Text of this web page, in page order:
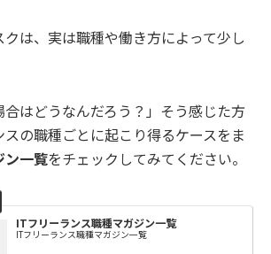
は、実は職種や働き方によって少し
合はどうなんだろう？」そう感じた方
の職種ごとに起こり得るケースをま
ン一覧をチェックしてみてください。
ITフリーランス職種マガジン一覧
ITフリーランス職種マガジン一覧